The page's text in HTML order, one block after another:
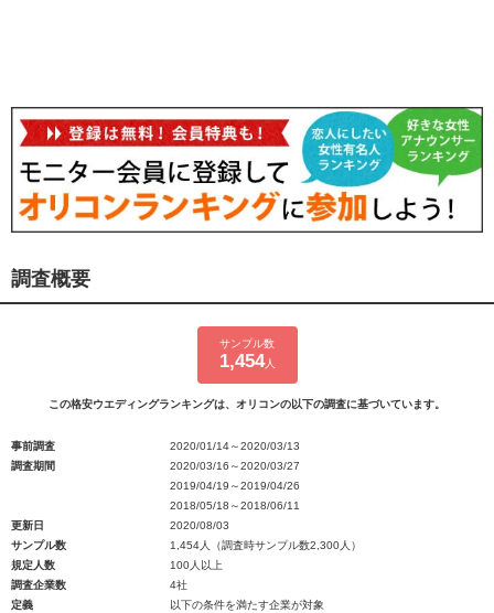
調査概要
サンプル数
1,454人
この格安ウエディングランキングは、オリコンの以下の調査に基づいています。
事前調査
2020/01/14～2020/03/13
調査期間
2020/03/16～2020/03/27
2019/04/19～2019/04/26
2018/05/18～2018/06/11
更新日
2020/08/03
サンプル数
1,454人（調査時サンプル数2,300人）
規定人数
100人以上
調査企業数
4社
定義
以下の条件を満たす企業が対象